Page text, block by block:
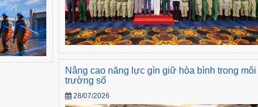
Nâng cao năng lực gìn giữ hòa bình trong môi
trường số
28/07/2026